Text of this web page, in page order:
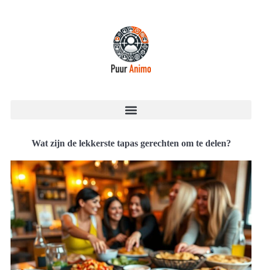
Wat zijn de lekkerste tapas gerechten om te delen?